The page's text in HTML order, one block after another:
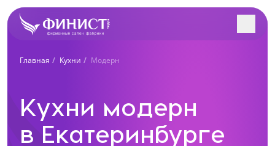
Главная Кухни Модерн
Кухни модерн
в Екатеринбурге
Все салоны
Заполните форму, и наш
Учтем особенности вашего помещения и
интерьера. Разработаем индивидуальный проект
под вас. Рассчитаем стоимость в 3-х вариантах.